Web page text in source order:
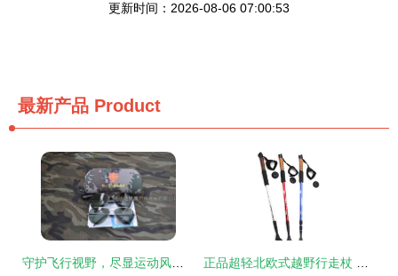
更新时间：2026-08-06 07:00:53
最新产品 Product